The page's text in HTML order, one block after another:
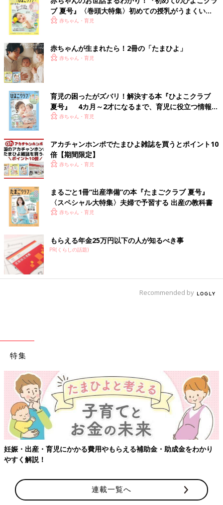
ブ 夏号』〈巻頭大特集〉初めての授乳がうまくい
く！ おっぱい・ミルクの基本と夏のトラブル 解決テ
赤ちゃん・育児
赤ちゃんが生まれたら！2冊の「たまひよ」
赤ちゃん・育児
育児の困ったがズバリ！解決する本『ひよこクラブ
夏号』 4カ月～2才になるまで、育児に役立つ情報が
いっぱい！
赤ちゃん・育児
アカチャンホンポでたまひよ雑誌を買うとポイント10
倍【期間限定】
赤ちゃん・育児
まるごと1冊“出産準備”の本『たまごクラブ 夏号』
〈スペシャル大特集〉夫婦で予習する 出産の教科書
赤ちゃん・育児
もらえる年金25万円以下の人が知るべき事
PR(くらしの話題)
Recommended by
特集
妊娠・出産・育児にかかる費用やもらえる補助金・助成金をわかり
やすく解説！
連載一覧へ